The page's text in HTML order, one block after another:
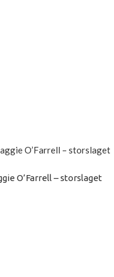
O’Farrell – storslaget